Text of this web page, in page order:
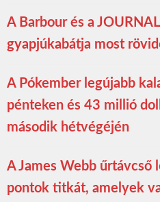
A Barbour és a
gyapjúkabátja most
A Pókember legújabb
pénteken és 43 millió
második hétvégéjén
A James Webb űrtávcső
pontok titkát, amelyek